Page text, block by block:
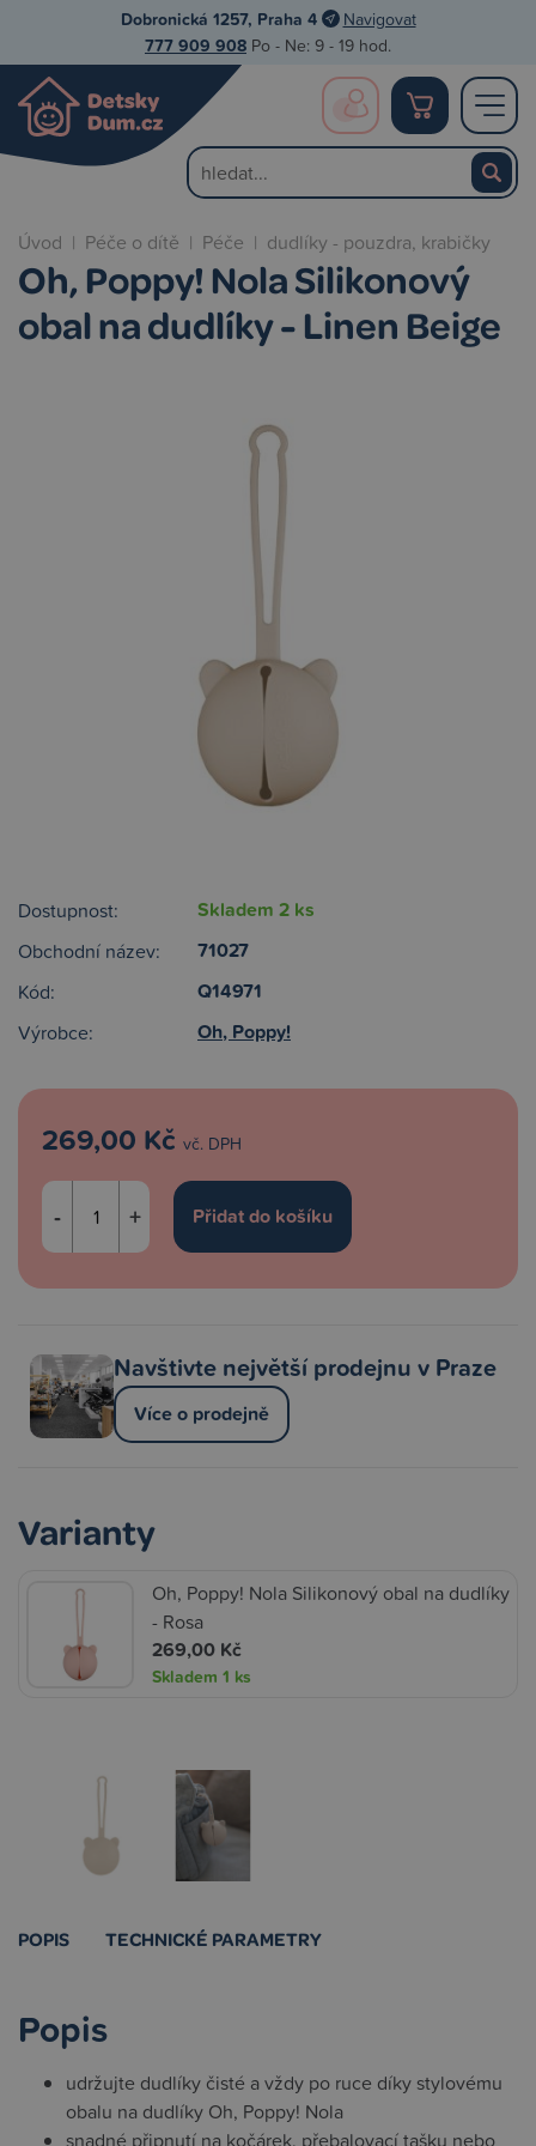
Dobronická 1257, Praha 4 Navigovat
777 909 908 Po - Ne: 9 - 19 hod.
Úvod | Péče o dítě | Péče | dudlíky - pouzdra, krabičky
Oh, Poppy! Nola Silikonový
obal na dudlíky - Linen Beige
Dostupnost: Skladem 2 ks
Obchodní název: 71027
Kód: Q14971
Výrobce: Oh, Poppy!
269,00 Kč vč. DPH
- +
Navštivte největší prodejnu v Praze
Více o prodejně
Varianty
Oh, Poppy! Nola Silikonový obal na dudlíky
- Rosa
269,00 Kč
Skladem 1 ks
POPIS TECHNICKÉ PARAMETRY
Popis
udržujte dudlíky čisté a vždy po ruce díky stylovému
obalu na dudlíky Oh, Poppy! Nola
snadné připnutí na kočárek, přebalovací tašku nebo